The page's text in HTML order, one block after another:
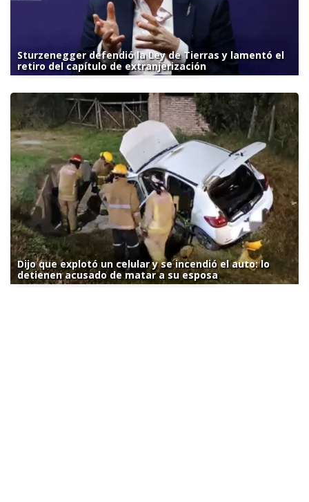
Sturzenegger defendió la Ley de Tierras y lamentó el
retiro del capítulo de extranjerización
Dijo que explotó un celular y se incendió el auto: lo
detienen acusado de matar a su esposa